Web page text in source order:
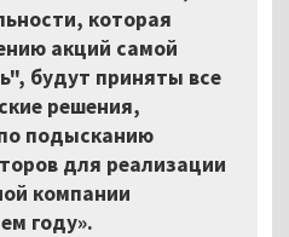
которая
акций самой
будут приняты все
решения,
подысканию
для реализации
компании
году».